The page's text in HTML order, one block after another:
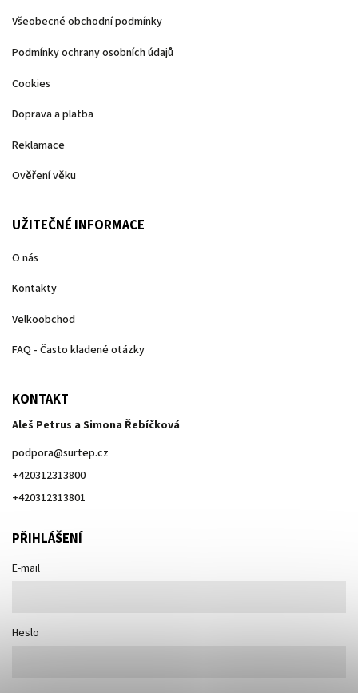
Všeobecné obchodní podmínky
Podmínky ochrany osobních údajů
Cookies
Doprava a platba
Reklamace
Ověření věku
UŽITEČNÉ INFORMACE
O nás
Kontakty
Velkoobchod
FAQ - Často kladené otázky
KONTAKT
Aleš Petrus a Simona Řebíčková
podpora@surtep.cz
+420312313800
+420312313801
PŘIHLÁŠENÍ
E-mail
Heslo